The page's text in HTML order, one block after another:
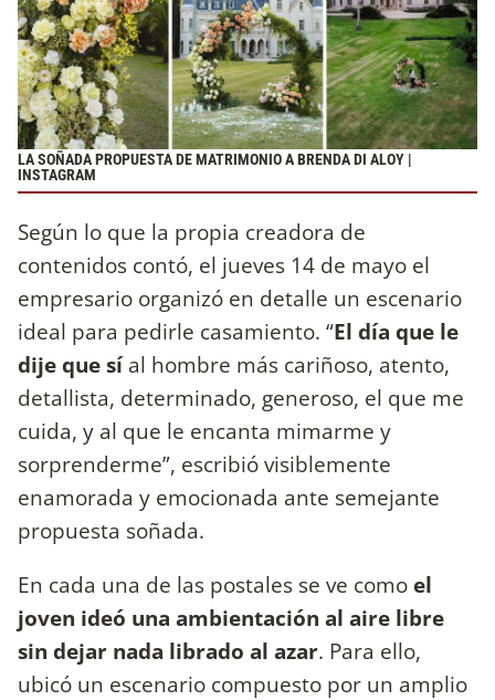
LA SOÑADA PROPUESTA DE MATRIMONIO A BRENDA DI ALOY |
INSTAGRAM
Según lo que la propia creadora de
contenidos contó, el jueves 14 de mayo el
empresario organizó en detalle un escenario
ideal para pedirle casamiento. “El día que le
dije que síal hombre más cariñoso, atento,
detallista, determinado, generoso, el que me
cuida, y al que le encanta mimarme y
sorprenderme”, escribió visiblemente
enamorada y emocionada ante semejante
propuesta soñada.
En cada una de las postales se ve como el
joven ideó una ambientación al aire libre
sin dejar nada librado al azar. Para ello,
ubicó un escenario compuesto por un amplio